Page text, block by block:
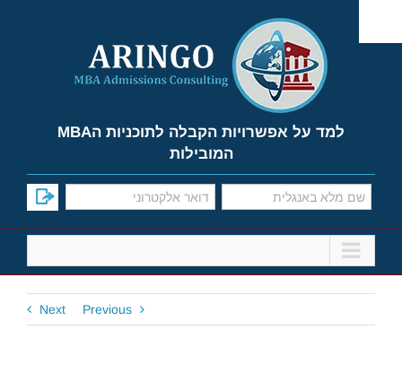
content
למד על אפשרויות הקבלה לתוכניות הMBA
המובילות
Previous
Next